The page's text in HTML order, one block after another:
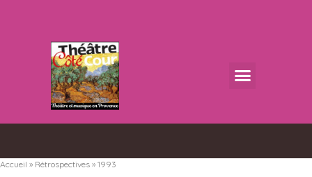
Accueil » Rétrospectives » 1993